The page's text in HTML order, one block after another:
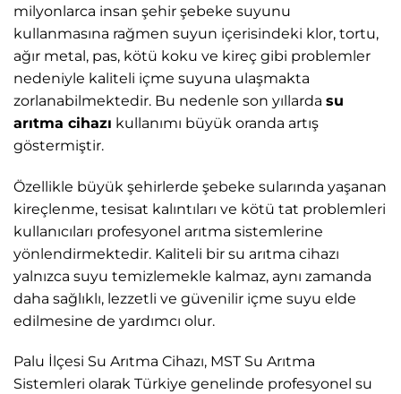
milyonlarca insan şehir şebeke suyunu
kullanmasına rağmen suyun içerisindeki klor, tortu,
ağır metal, pas, kötü koku ve kireç gibi problemler
nedeniyle kaliteli içme suyuna ulaşmakta
zorlanabilmektedir. Bu nedenle son yıllarda su
arıtma cihazı kullanımı büyük oranda artış
göstermiştir.
Özellikle büyük şehirlerde şebeke sularında yaşanan
kireçlenme, tesisat kalıntıları ve kötü tat problemleri
kullanıcıları profesyonel arıtma sistemlerine
yönlendirmektedir. Kaliteli bir su arıtma cihazı
yalnızca suyu temizlemekle kalmaz, aynı zamanda
daha sağlıklı, lezzetli ve güvenilir içme suyu elde
edilmesine de yardımcı olur.
Palu İlçesi Su Arıtma Cihazı, MST Su Arıtma
Sistemleri olarak Türkiye genelinde profesyonel su